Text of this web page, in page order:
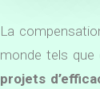
La
monde tels que
projets